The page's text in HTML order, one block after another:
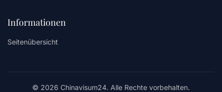
Informationen
Seitenübersicht
© 2026 Chinavisum24. Alle Rechte vorbehalten.